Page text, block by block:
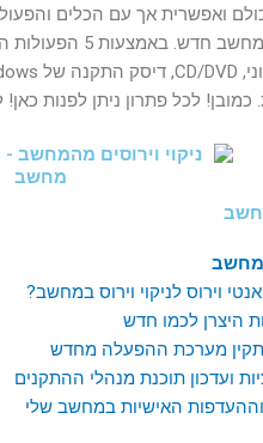
ואפשרית אך עם הכלים
וליהנות
לכל פתרון ניתן לפנות כאן!